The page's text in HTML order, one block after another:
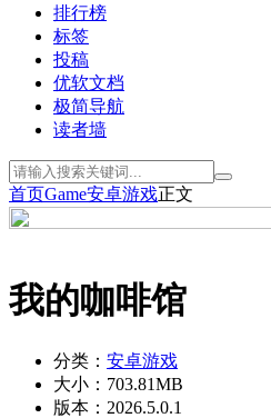
排行榜
标签
投稿
优软文档
极简导航
读者墙
首页Game安卓游戏正文
我的咖啡馆
分类： 安卓游戏
大小： 703.81MB
版本： 2026.5.0.1